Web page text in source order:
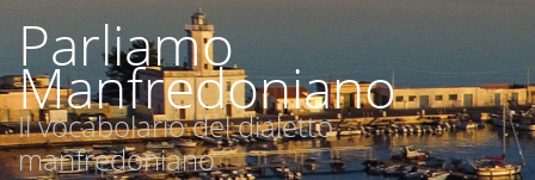
Parliamo
Manfredoniano
Il vocabolario del dialetto
manfredoniano